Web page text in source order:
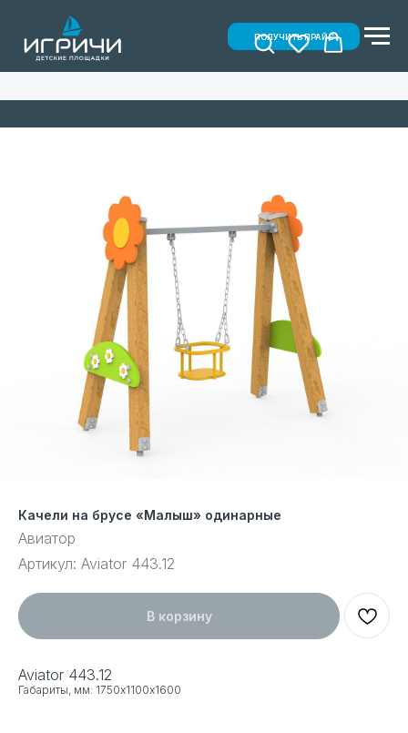
ПОЛУЧИТЬ ПРАЙС
Качели на брусе «Малыш» одинарные
Авиатор
Артикул: Aviator 443.12
В корзину
Aviator 443.12
Габариты, мм: 1750х1100х1600